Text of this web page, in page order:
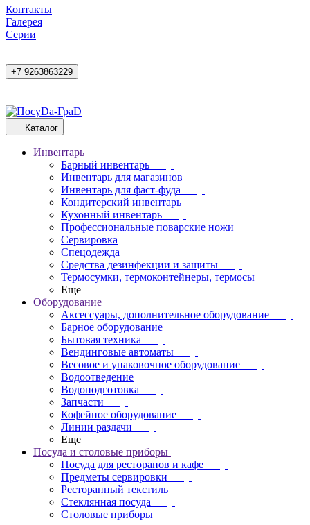
Контакты
Галерея
Cерии
+7 9263863229
Каталог
Инвентарь
Барный инвентарь
Инвентарь для магазинов
Инвентарь для фаст-фуда
Кондитерский инвентарь
Кухонный инвентарь
Профессиональные поварские ножи
Сервировка
Спецодежда
Средства дезинфекции и защиты
Термосумки, термоконтейнеры, термосы
Еще
Оборудование
Аксессуары, дополнительное оборудование
Барное оборудование
Бытовая техника
Вендинговые автоматы
Весовое и упаковочное оборудование
Водоотведение
Водоподготовка
Запчасти
Кофейное оборудование
Линии раздачи
Еще
Посуда и столовые приборы
Посуда для ресторанов и кафе
Предметы сервировки
Ресторанный текстиль
Стеклянная посуда
Столовые приборы